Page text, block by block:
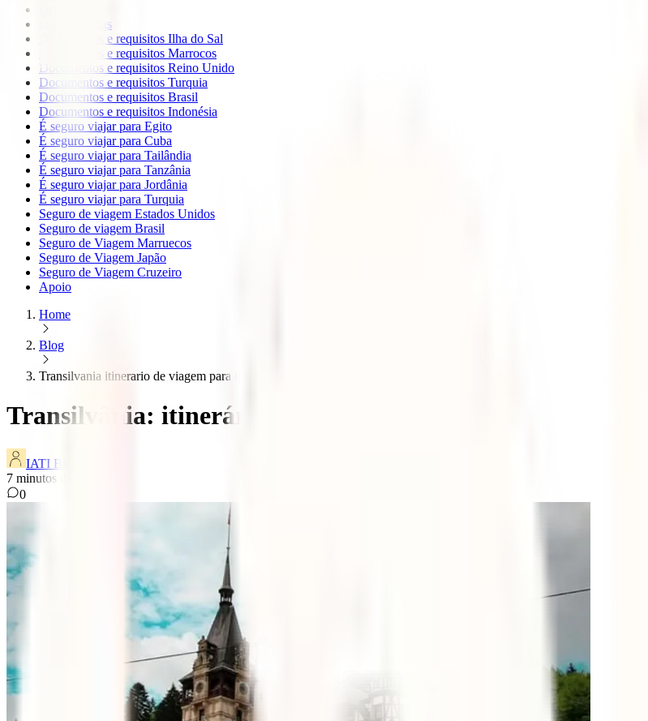
todos os blogs
Documentos e requisitos Ilha do Sal
Documentos e requisitos Marrocos
Documentos e requisitos Reino Unido
Documentos e requisitos Turquia
Documentos e requisitos Brasil
Documentos e requisitos Indonésia
É seguro viajar para Egito
É seguro viajar para Cuba
É seguro viajar para Tailândia
É seguro viajar para Tanzânia
É seguro viajar para Jordânia
É seguro viajar para Turquia
Seguro de viagem Estados Unidos
Seguro de viagem Brasil
Seguro de Viagem Marruecos
Seguro de Viagem Japão
Seguro de Viagem Cruzeiro
Apoio
Home
Blog
Transilvania itinerario de viagem para 8 dias
Transilvânia: itinerário de viagem para 8 dias
IATI Blog
7 minutos de leitura
0